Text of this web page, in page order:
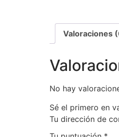
Valoraciones
No hay
Sé el primero en
Tu dirección de